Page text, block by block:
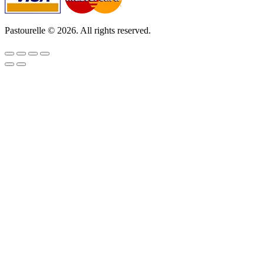
Pastourelle © 2026. All rights reserved.